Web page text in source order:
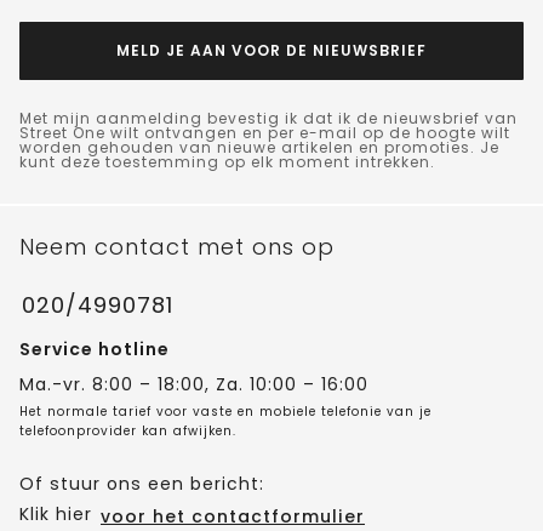
MELD JE AAN VOOR DE NIEUWSBRIEF
Met mijn aanmelding bevestig ik dat ik de nieuwsbrief van
Street One wilt ontvangen en per e-mail op de hoogte wilt
worden gehouden van nieuwe artikelen en promoties. Je
kunt deze toestemming op elk moment intrekken.
Neem contact met ons op
020/4990781
Service hotline
Ma.-vr. 8:00 – 18:00, Za. 10:00 – 16:00
Het normale tarief voor vaste en mobiele telefonie van je
telefoonprovider kan afwijken.
Of stuur ons een bericht:
Klik hier voor het contactformulier